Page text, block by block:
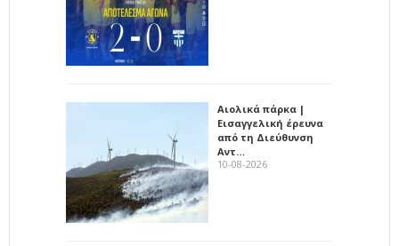
Αιολικά πάρκα |
Εισαγγελική έρευνα
από τη Διεύθυνση
Αντ…
10-08-2026